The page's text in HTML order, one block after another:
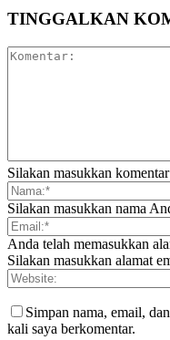
TINGGALKAN
Silakan masukkan
Silakan masukkan nama
Anda telah memasukkan
Silakan masukkan alamat
Simpan nama, email,
kali saya berkomentar.